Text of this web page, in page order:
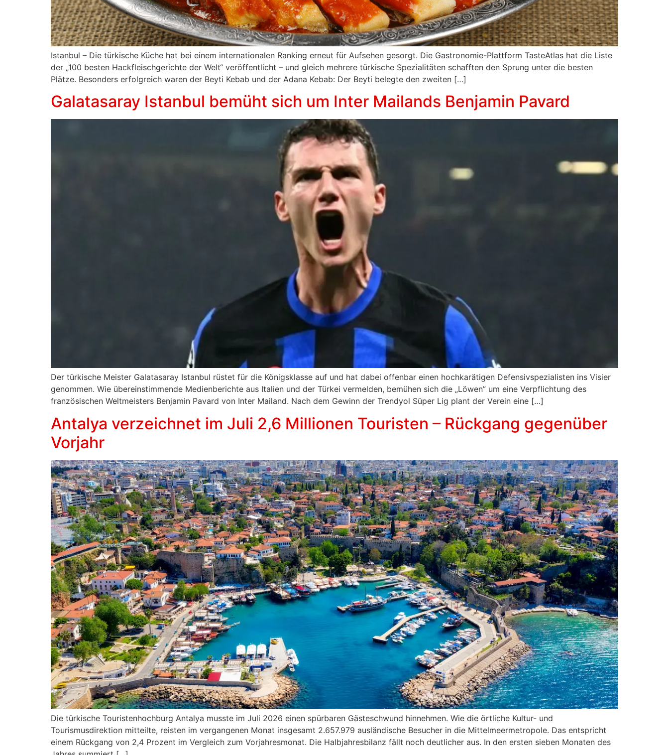
Istanbul – Die türkische Küche hat bei einem internationalen Ranking erneut für Aufsehen gesorgt. Die Gastronomie-Plattform TasteAtlas hat die Liste
der „100 besten Hackfleischgerichte der Welt“ veröffentlicht – und gleich mehrere türkische Spezialitäten schafften den Sprung unter die besten
Plätze. Besonders erfolgreich waren der Beyti Kebab und der Adana Kebab: Der Beyti belegte den zweiten […]
Galatasaray Istanbul bemüht sich um Inter Mailands Benjamin Pavard
Der türkische Meister Galatasaray Istanbul rüstet für die Königsklasse auf und hat dabei offenbar einen hochkarätigen Defensivspezialisten ins Visier
genommen. Wie übereinstimmende Medienberichte aus Italien und der Türkei vermelden, bemühen sich die „Löwen” um eine Verpflichtung des
französischen Weltmeisters Benjamin Pavard von Inter Mailand. Nach dem Gewinn der Trendyol Süper Lig plant der Verein eine […]
Antalya verzeichnet im Juli 2,6 Millionen Touristen – Rückgang gegenüber
Vorjahr
Die türkische Touristenhochburg Antalya musste im Juli 2026 einen spürbaren Gästeschwund hinnehmen. Wie die örtliche Kultur- und
Tourismusdirektion mitteilte, reisten im vergangenen Monat insgesamt 2.657.979 ausländische Besucher in die Mittelmeermetropole. Das entspricht
einem Rückgang von 2,4 Prozent im Vergleich zum Vorjahresmonat. Die Halbjahresbilanz fällt noch deutlicher aus. In den ersten sieben Monaten des